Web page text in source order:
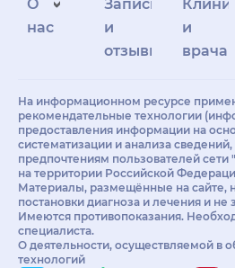
О
нас
Запись
и
отзывы
и
врачам
На информационном ресурсе
рекомендательные технологии
предоставления информации на
систематизации и анализа
предпочтениям пользователей сети
на территории Российской
Материалы, размещённые на сайте,
постановки диагноза и лечения и
Имеются противопоказания.
специалиста.
О деятельности, осуществляемой в
технологий